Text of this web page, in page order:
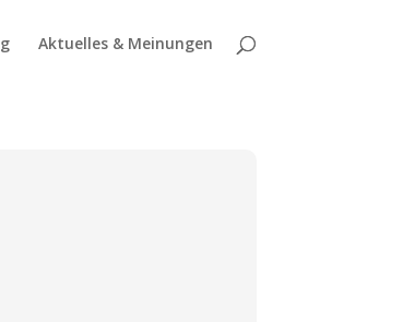
Aktuelles & Meinungen